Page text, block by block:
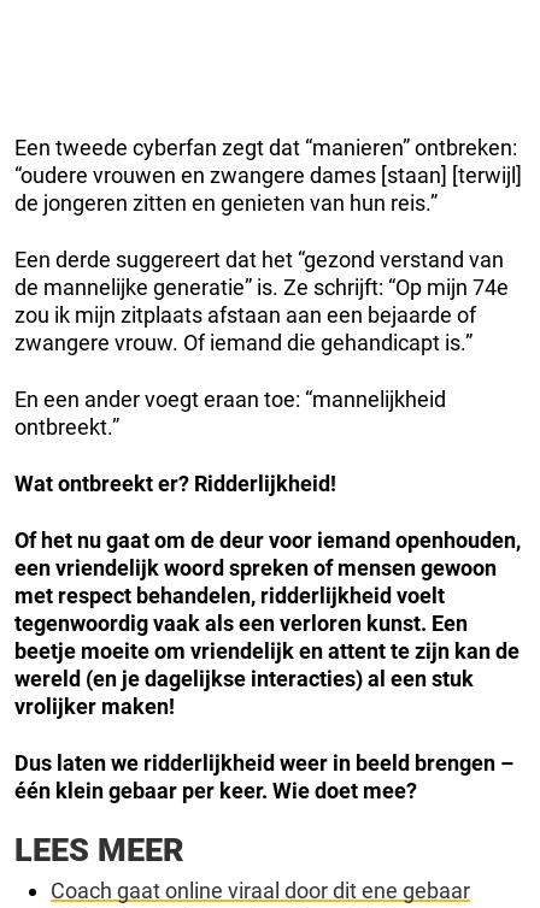
Een tweede cyberfan zegt dat “manieren” ontbreken:
“oudere vrouwen en zwangere dames [staan] [terwijl]
de jongeren zitten en genieten van hun reis.”
Een derde suggereert dat het “gezond verstand van
de mannelijke generatie” is. Ze schrijft: “Op mijn 74e
zou ik mijn zitplaats afstaan aan een bejaarde of
zwangere vrouw. Of iemand die gehandicapt is.”
En een ander voegt eraan toe: “mannelijkheid
ontbreekt.”
Wat ontbreekt er? Ridderlijkheid!
Of het nu gaat om de deur voor iemand openhouden,
een vriendelijk woord spreken of mensen gewoon
met respect behandelen, ridderlijkheid voelt
tegenwoordig vaak als een verloren kunst. Een
beetje moeite om vriendelijk en attent te zijn kan de
wereld (en je dagelijkse interacties) al een stuk
vrolijker maken!
Dus laten we ridderlijkheid weer in beeld brengen –
één klein gebaar per keer. Wie doet mee?
LEES MEER
Coach gaat online viraal door dit ene gebaar